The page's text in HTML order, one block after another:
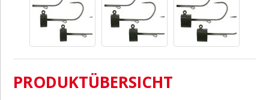
PRODUKTÜBERSICHT